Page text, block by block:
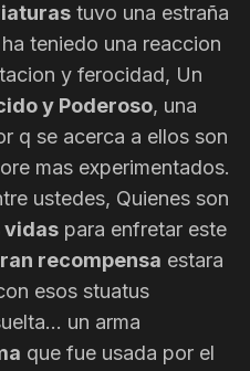
tuvo una estraña
teniedo una reaccion
y ferocidad, Un
y Poderoso, una
q se acerca a ellos son
mas experimentados.
ustedes, Quienes son
vidas para enfretar este
recompensa estara
esos stuatus
un arma
que fue usada por el